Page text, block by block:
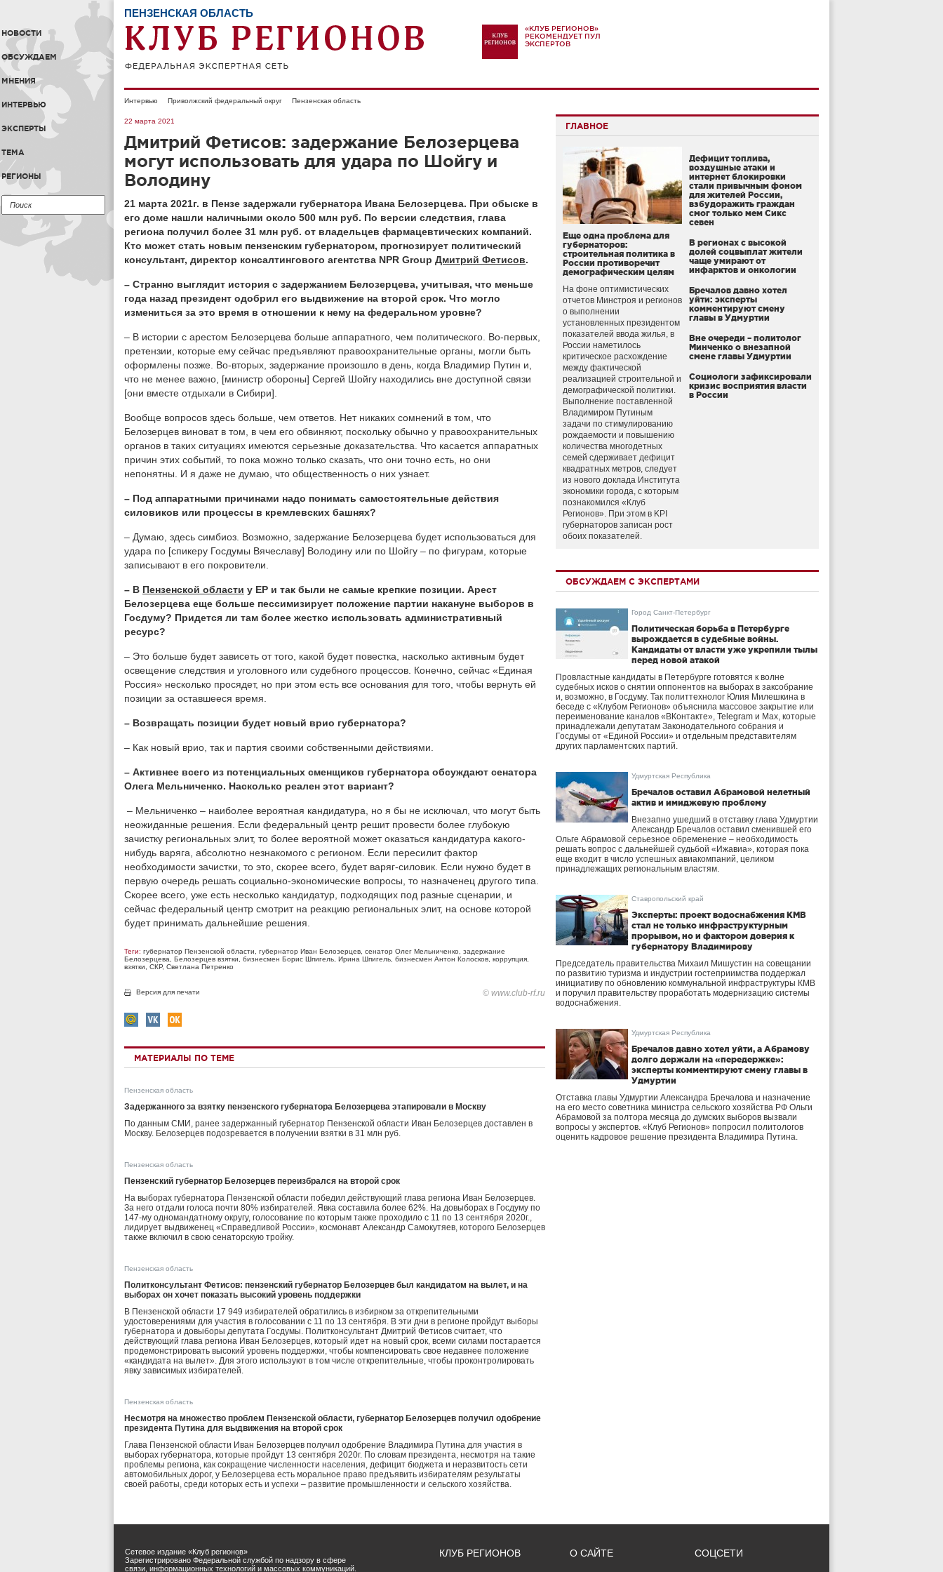
НОВОСТИ
ОБСУЖДАЕМ
МНЕНИЯ
ИНТЕРВЬЮ
ЭКСПЕРТЫ
ТЕМА
РЕГИОНЫ
ПЕНЗЕНСКАЯ ОБЛАСТЬ
«КЛУБ РЕГИОНОВ»
РЕКОМЕНДУЕТ ПУЛ
ЭКСПЕРТОВ
Интервью Приволжский федеральный округ Пензенская область
22 марта 2021
Дмитрий Фетисов: задержание Белозерцева
могут использовать для удара по Шойгу и
Володину
21 марта 2021г. в Пензе задержали губернатора Ивана Белозерцева. При обыске в
его доме нашли наличными около 500 млн руб. По версии следствия, глава
региона получил более 31 млн руб. от владельцев фармацевтических компаний.
Кто может стать новым пензенским губернатором, прогнозирует политический
консультант, директор консалтингового агентства NPR Group Дмитрий Фетисов.
– Странно выглядит история с задержанием Белозерцева, учитывая, что меньше
года назад президент одобрил его выдвижение на второй срок. Что могло
измениться за это время в отношении к нему на федеральном уровне?
– В истории с арестом Белозерцева больше аппаратного, чем политического. Во-первых,
претензии, которые ему сейчас предъявляют правоохранительные органы, могли быть
оформлены позже. Во-вторых, задержание произошло в день, когда Владимир Путин и,
что не менее важно, [министр обороны] Сергей Шойгу находились вне доступной связи
[они вместе отдыхали в Сибири].
Вообще вопросов здесь больше, чем ответов. Нет никаких сомнений в том, что
Белозерцев виноват в том, в чем его обвиняют, поскольку обычно у правоохранительных
органов в таких ситуациях имеются серьезные доказательства. Что касается аппаратных
причин этих событий, то пока можно только сказать, что они точно есть, но они
непонятны. И я даже не думаю, что общественность о них узнает.
– Под аппаратными причинами надо понимать самостоятельные действия
силовиков или процессы в кремлевских башнях?
– Думаю, здесь симбиоз. Возможно, задержание Белозерцева будет использоваться для
удара по [спикеру Госдумы Вячеславу] Володину или по Шойгу – по фигурам, которые
записывают в его покровители.
– В Пензенской области у ЕР и так были не самые крепкие позиции. Арест
Белозерцева еще больше пессимизирует положение партии накануне выборов в
Госдуму? Придется ли там более жестко использовать административный
ресурс?
– Это больше будет зависеть от того, какой будет повестка, насколько активным будет
освещение следствия и уголовного или судебного процессов. Конечно, сейчас «Единая
Россия» несколько просядет, но при этом есть все основания для того, чтобы вернуть ей
позиции за оставшееся время.
– Возвращать позиции будет новый врио губернатора?
– Как новый врио, так и партия своими собственными действиями.
– Активнее всего из потенциальных сменщиков губернатора обсуждают сенатора
Олега Мельниченко. Насколько реален этот вариант?
– Мельниченко – наиболее вероятная кандидатура, но я бы не исключал, что могут быть
неожиданные решения. Если федеральный центр решит провести более глубокую
зачистку региональных элит, то более вероятной может оказаться кандидатура какого-
нибудь варяга, абсолютно незнакомого с регионом. Если пересилит фактор
необходимости зачистки, то это, скорее всего, будет варяг-силовик. Если нужно будет в
первую очередь решать социально-экономические вопросы, то назначенец другого типа.
Скорее всего, уже есть несколько кандидатур, подходящих под разные сценарии, и
сейчас федеральный центр смотрит на реакцию региональных элит, на основе которой
будет принимать дальнейшие решения.
Теги: губернатор Пензенской области губернатор Иван Белозерцев сенатор Олег Мельниченко
задержание
Белозерцева
Белозерцев взятки бизнесмен Борис Шпигель Ирина Шпигель бизнесмен Антон Колосков коррупция
взятки
СКР, Светлана Петренко
Версия для печати © www.club-rf.ru
МАТЕРИАЛЫ ПО ТЕМЕ
Пензенская область
Задержанного за взятку пензенского губернатора Белозерцева этапировали в Москву
По данным СМИ, ранее задержанный губернатор Пензенской области Иван Белозерцев доставлен в
Москву. Белозерцев подозревается в получении взятки в 31 млн руб.
Пензенская область
Пензенский губернатор Белозерцев переизбрался на второй срок
На выборах губернатора Пензенской области победил действующий глава региона Иван Белозерцев.
За него отдали голоса почти 80% избирателей. Явка составила более 62%. На довыборах в Госдуму по
147-му одномандатному округу, голосование по которым также проходило с 11 по 13 сентября 2020г.,
лидирует выдвиженец «Справедливой России», космонавт Александр Самокутяев, которого Белозерцев
также включил в свою сенаторскую тройку.
Пензенская область
Политконсультант Фетисов: пензенский губернатор Белозерцев был кандидатом на вылет, и на
выборах он хочет показать высокий уровень поддержки
В Пензенской области 17 949 избирателей обратились в избирком за открепительными
удостоверениями для участия в голосовании с 11 по 13 сентября. В эти дни в регионе пройдут выборы
губернатора и довыборы депутата Госдумы. Политконсультант Дмитрий Фетисов считает, что
действующий глава региона Иван Белозерцев, который идет на новый срок, всеми силами постарается
продемонстрировать высокий уровень поддержки, чтобы компенсировать свое недавнее положение
«кандидата на вылет». Для этого используют в том числе открепительные, чтобы проконтролировать
явку зависимых избирателей.
Пензенская область
Несмотря на множество проблем Пензенской области, губернатор Белозерцев получил одобрение
президента Путина для выдвижения на второй срок
Глава Пензенской области Иван Белозерцев получил одобрение Владимира Путина для участия в
выборах губернатора, которые пройдут 13 сентября 2020г. По словам президента, несмотря на такие
проблемы региона, как сокращение численности населения, дефицит бюджета и неразвитость сети
автомобильных дорог, у Белозерцева есть моральное право предъявить избирателям результаты
своей работы, среди которых есть и успехи – развитие промышленности и сельского хозяйства.
ГЛАВНОЕ
Еще одна проблема для
губернаторов:
строительная политика в
России противоречит
демографическим целям
На фоне оптимистических
отчетов Минстроя и регионов
о выполнении
установленных президентом
показателей ввода жилья, в
России наметилось
критическое расхождение
между фактической
реализацией строительной и
демографической политики.
Выполнение поставленной
Владимиром Путиным
задачи по стимулированию
рождаемости и повышению
количества многодетных
семей сдерживает дефицит
квадратных метров, следует
из нового доклада Института
экономики города, с которым
познакомился «Клуб
Регионов». При этом в KPI
губернаторов записан рост
обоих показателей.
Дефицит топлива,
воздушные атаки и
интернет блокировки
стали привычным фоном
для жителей России,
взбудоражить граждан
смог только мем Сикс
севен
В регионах с высокой
долей соцвыплат жители
чаще умирают от
инфарктов и онкологии
Бречалов давно хотел
уйти: эксперты
комментируют смену
главы в Удмуртии
Вне очереди – политолог
Минченко о внезапной
смене главы Удмуртии
Социологи зафиксировали
кризис восприятия власти
в России
ОБСУЖДАЕМ С ЭКСПЕРТАМИ
Город Санкт-Петербург
Политическая борьба в Петербурге
вырождается в судебные войны.
Кандидаты от власти уже укрепили тылы
перед новой атакой
Провластные кандидаты в Петербурге готовятся к волне
судебных исков о снятии оппонентов на выборах в заксобрание
и, возможно, в Госдуму. Так политтехнолог Юлия Милешкина в
беседе с «Клубом Регионов» объяснила массовое закрытие или
переименование каналов «ВКонтакте», Telegram и Max, которые
принадлежали депутатам Законодательного собрания и
Госдумы от «Единой России» и отдельным представителям
других парламентских партий.
Удмуртская Республика
Бречалов оставил Абрамовой нелетный
актив и имиджевую проблему
Внезапно ушедший в отставку глава Удмуртии
Александр Бречалов оставил сменившей его
Ольге Абрамовой серьезное обременение – необходимость
решать вопрос с дальнейшей судьбой «Ижавиа», которая пока
еще входит в число успешных авиакомпаний, целиком
принадлежащих региональным властям.
Ставропольский край
Эксперты: проект водоснабжения КМВ
стал не только инфраструктурным
прорывом, но и фактором доверия к
губернатору Владимирову
Председатель правительства Михаил Мишустин на совещании
по развитию туризма и индустрии гостеприимства поддержал
инициативу по обновлению коммунальной инфраструктуры КМВ
и поручил правительству проработать модернизацию системы
водоснабжения.
Удмуртская Республика
Бречалов давно хотел уйти, а Абрамову
долго держали на «передержке»:
эксперты комментируют смену главы в
Удмуртии
Отставка главы Удмуртии Александра Бречалова и назначение
на его место советника министра сельского хозяйства РФ Ольги
Абрамовой за полтора месяца до думских выборов вызвали
вопросы у экспертов. «Клуб Регионов» попросил политологов
оценить кадровое решение президента Владимира Путина.
Сетевое издание «Клуб регионов»
Зарегистрировано Федеральной службой по надзору в сфере
связи, информационных технологий и массовых коммуникаций.
КЛУБ РЕГИОНОВ О САЙТЕ СОЦСЕТИ